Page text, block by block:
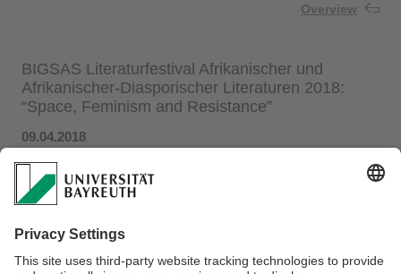
Overview
BIGSAS Literaturfestival Afrikanischer und
Afrikanischer-Diasporischer Literaturen 2018:
“Space, Feminism and Resistance”
09.04.2018
Ort : Iwalewahaus, Wölfelstr. 2, Bayreuth
Homepage